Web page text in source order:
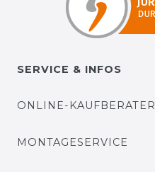
SERVICE & INFOS
ONLINE-KAUFBERATER
MONTAGESERVICE